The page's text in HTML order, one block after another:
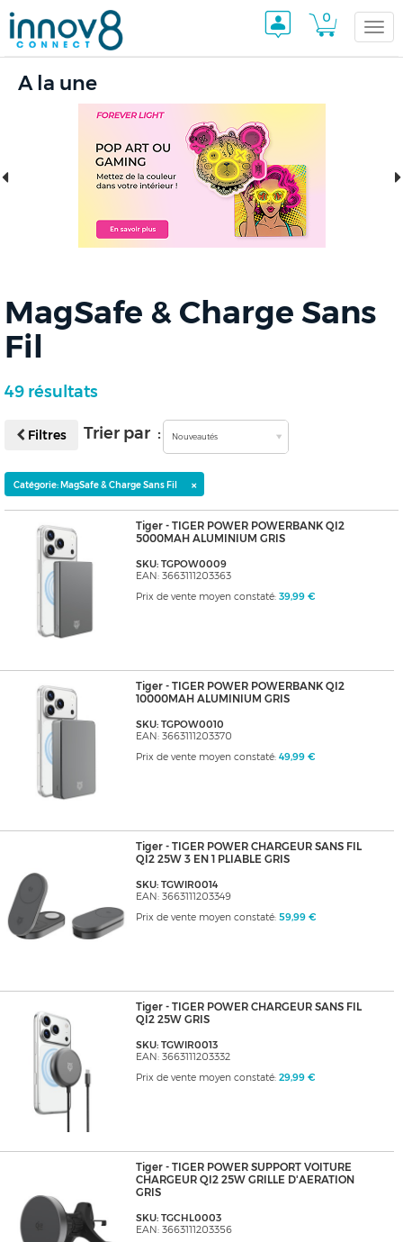
0
A la une
MagSafe & Charge Sans
Fil
49 résultats
Filtres Trier par : Nouveautés
Catégorie: MagSafe & Charge Sans Fil ×
Tiger - TIGER POWER POWERBANK QI2
5000MAH ALUMINIUM GRIS
SKU: TGPOW0009
EAN: 3663111203363
Prix de vente moyen constaté: 39,99 €
Tiger - TIGER POWER POWERBANK QI2
10000MAH ALUMINIUM GRIS
SKU: TGPOW0010
EAN: 3663111203370
Prix de vente moyen constaté: 49,99 €
Tiger - TIGER POWER CHARGEUR SANS FIL
QI2 25W 3 EN 1 PLIABLE GRIS
SKU: TGWIR0014
EAN: 3663111203349
Prix de vente moyen constaté: 59,99 €
Tiger - TIGER POWER CHARGEUR SANS FIL
QI2 25W GRIS
SKU: TGWIR0013
EAN: 3663111203332
Prix de vente moyen constaté: 29,99 €
Tiger - TIGER POWER SUPPORT VOITURE
CHARGEUR QI2 25W GRILLE D'AERATION
GRIS
SKU: TGCHL0003
EAN: 3663111203356